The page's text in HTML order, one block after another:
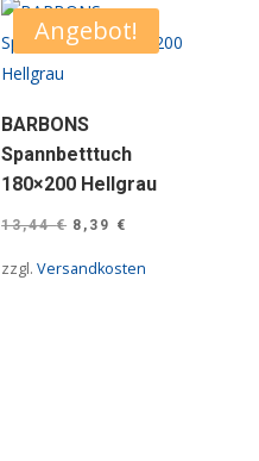
Angebot!
BARBONS
Spannbetttuch
180×200 Hellgrau
13,44€ Ursprünglicher
8,39 €
zzgl.Versandkosten